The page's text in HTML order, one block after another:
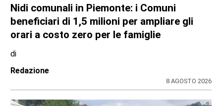
Nidi comunali in Piemonte: i Comuni
beneficiari di 1,5 milioni per ampliare gli
orari a costo zero per le famiglie
di
Redazione
8 AGOSTO 2026